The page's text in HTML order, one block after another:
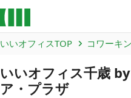
よくあるご質問
いいオフィスTOP コワーキ
いいオフィス千歳
ア・プラザ